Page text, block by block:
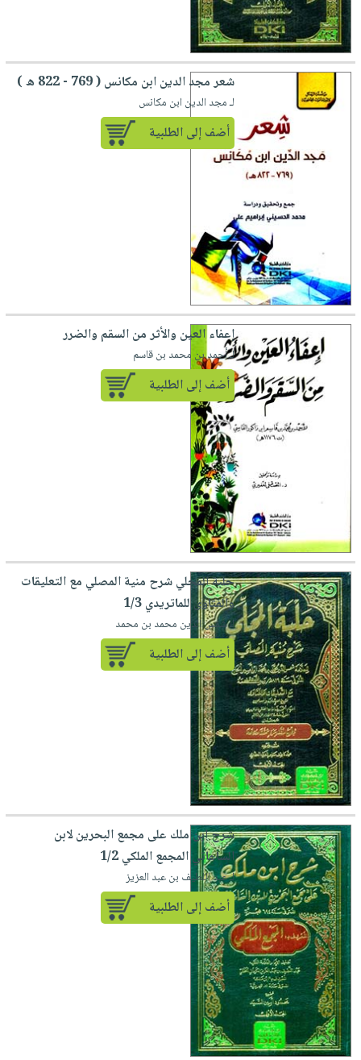
شعر مجد الدين ابن مكانس ( 769 - 822 ه )
لـ مجد الدين ابن مكانس
أضف إلى الطلبية
إعفاء العين والأثر من السقم والضرر
لـ أحمد بن محمد بن قاسم
أضف إلى الطلبية
حلبة المجلي شرح منية المصلي مع التعليقات
والفتاوى للماتريدي 1/3
لـ شمس الدين محمد بن محمد
أضف إلى الطلبية
شرح ابن ملك على مجمع البحرين لابن
الساعاتي المجمع الملكي 1/2
لـ عبد اللطيف بن عبد العزيز
أضف إلى الطلبية